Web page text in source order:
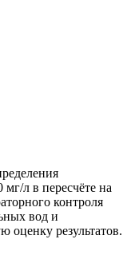
л в пересчёте на
контроля
вод и
оценку результатов.